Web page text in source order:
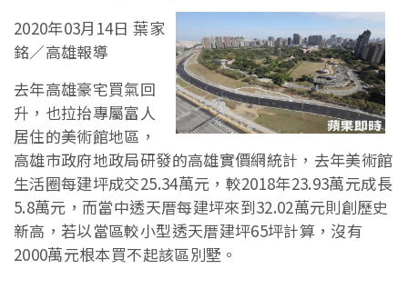
2020年03月14日 葉家
銘／高雄報導
去年高雄豪宅買氣回
升，也拉抬專屬富人
居住的美術館地區，
高雄市政府地政局研發的高雄實價網統計，去年美術館
生活圈每建坪成交25.34萬元，較2018年23.93萬元成長
5.8萬元，而當中透天厝每建坪來到32.02萬元則創歷史
新高，若以當區較小型透天厝建坪65坪計算，沒有
2000萬元根本買不起該區別墅。